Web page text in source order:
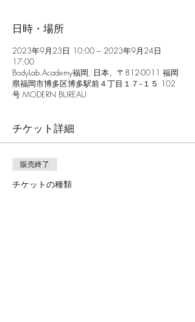
日時・場所
2023年9月23日 10:00 – 2023年9月24日
17:00
BodyLab.Academy福岡, 日本、〒812-0011 福岡
県福岡市博多区博多駅前４丁目１７−１５ 102
号 MODERN BUREAU
チケット詳細
販売終了
チケットの種類